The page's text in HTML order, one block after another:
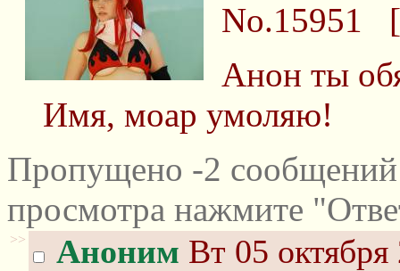
No.15951 [
Анон ты
Имя, моар умоляю!
Пропущено -2
просмотра нажмите
>> Аноним Вт 05